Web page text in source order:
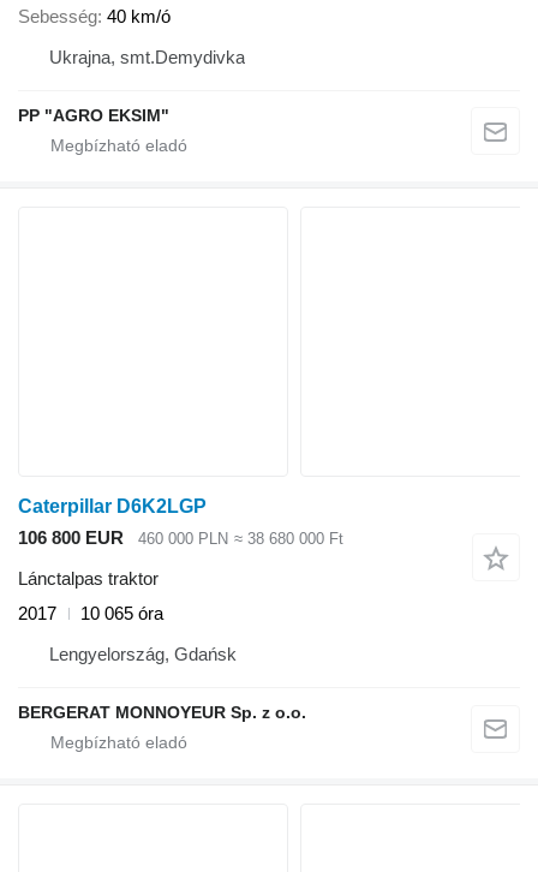
Sebesség 40 km/ó
Ukrajna, smt.Demydivka
PP "AGRO EKSIM"
Caterpillar D6K2LGP
106 800 EUR
460 000 PLN ≈ 38 680 000 Ft
Lánctalpas traktor
2017
10 065 óra
Lengyelország, Gdańsk
BERGERAT MONNOYEUR Sp. z o.o.